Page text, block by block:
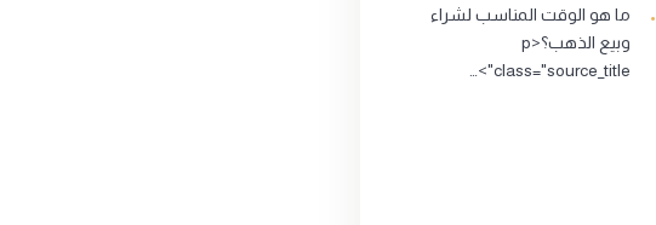
ما هو الوقت المناسب لشراء
وبيع الذهب؟<p
class="source_title">…